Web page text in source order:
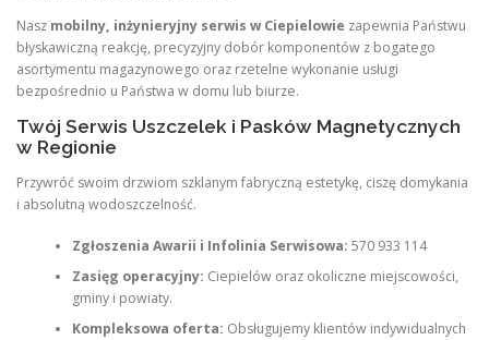
Nasz mobilny, inżynieryjny serwis w Ciepielowie zapewnia Państwu
błyskawiczną reakcję, precyzyjny dobór komponentów z bogatego
asortymentu magazynowego oraz rzetelne wykonanie usługi
bezpośrednio u Państwa w domu lub biurze.
Twój Serwis Uszczelek i Pasków Magnetycznych
w Regionie
Przywróć swoim drzwiom szklanym fabryczną estetykę, ciszę domykania
i absolutną wodoszczelność.
Zgłoszenia Awarii i Infolinia Serwisowa: 570 933 114
Zasięg operacyjny: Ciepielów oraz okoliczne miejscowości,
gminy i powiaty.
Kompleksowa oferta: Obsługujemy klientów indywidualnych